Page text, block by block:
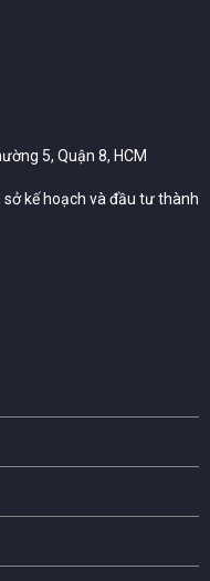
5, Quận 8, HCM
kế hoạch và đầu tư thành